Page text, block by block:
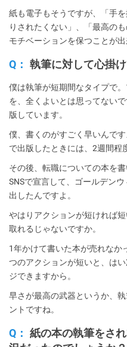
紙も電子もそうですが、「手
りされたくない」、「最高の
モチベーションを保つことが
Q： 執筆に対して心掛
僕は執筆が短期間なタイプで
を、全くよいとは思ってない
版しています。
僕、書くのがすごく早いんで
で出版したときには、2週間程
その後、転職についての本を
SNSで宣言して、ゴールデン
出したんですよ。
やはりアクションが短ければ
取れるじゃないですか。
1年かけて書いた本が売れなか
つのアクションが短いと、は
ジできますから。
早さが最高の武器というか、
ントですね。
Q： 紙の本の執筆をさ